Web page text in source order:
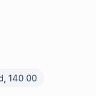
140 00